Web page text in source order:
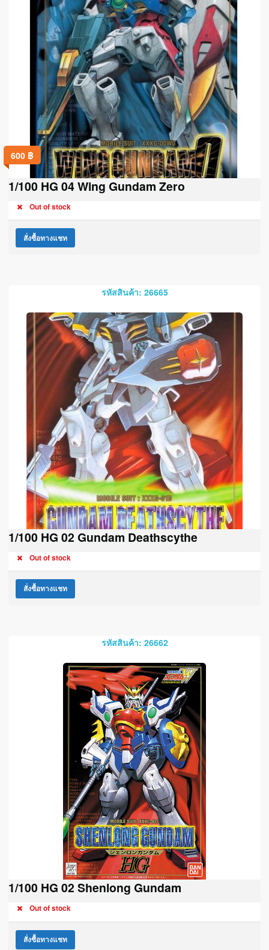
600 ฿
1/100 HG 04 Wing Gundam Zero
Out of stock
สั่งซื้อทางแชท
รหัสสินค้า: 26665
1/100 HG 02 Gundam Deathscythe
Out of stock
สั่งซื้อทางแชท
รหัสสินค้า: 26662
1/100 HG 02 Shenlong Gundam
Out of stock
สั่งซื้อทางแชท